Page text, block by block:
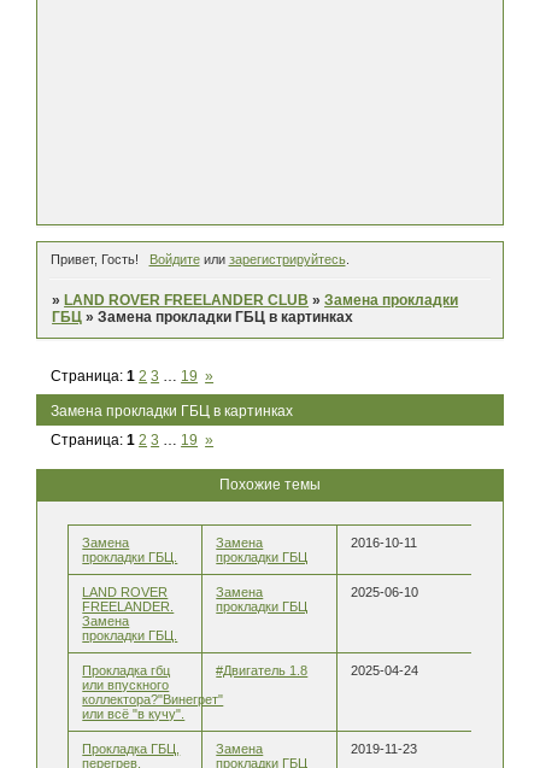
Привет, Гость! Войдитеили зарегистрируйтесь.
» LAND ROVER FREELANDER CLUB »Замена прокладки
ГБЦ »Замена прокладки ГБЦ в картинках
Замена прокладки ГБЦ в картинках
Страница:1 2 3 19 »
Страница:1 2 3 … 19 »
Похожие темы
Замена
прокладки ГБЦ.
Замена
прокладки ГБЦ
2016-10-11
LAND ROVER
FREELANDER.
Замена
прокладки ГБЦ.
Замена
прокладки ГБЦ
2025-06-10
Прокладка гбц
или впускного
коллектора?"Винегрет"
или всё "в кучу".
#Двигатель 1.8 2025-04-24
Прокладка ГБЦ,
перегрев,
Замена
прокладки ГБЦ
2019-11-23